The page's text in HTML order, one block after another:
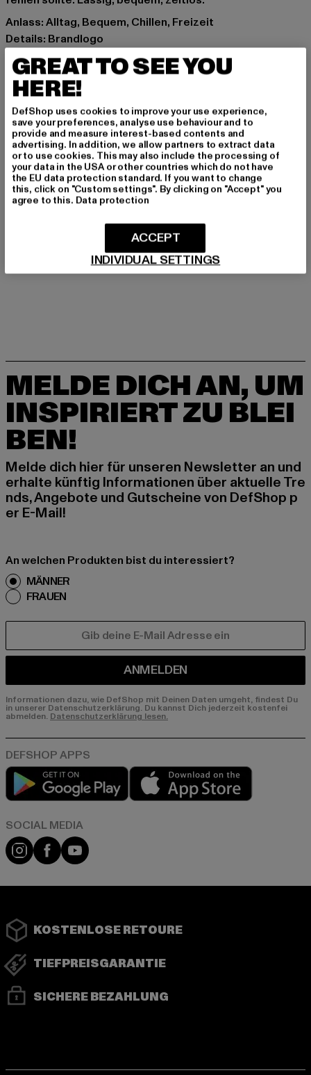
Anlass: Alltag, Bequem, Chillen, Freizeit
Details: Brandlogo
Schnitt: Oversize
Marke: New Era
Kat.: T-Shirts
Farbe: beige
Hersteller Farbe: brown
Materialzusammensetzung: 100% Baumwolle
Art.Nr: 12885493-00075
GRÖSSE & PASSFORM
LIEFERUNG & RÜCKGABE
MELDE DICH AN, UM
INSPIRIERT ZU BLEI
BEN!
Melde dich hier für unseren Newsletter an und
erhalte künftig Informationen über aktuelle Tre
nds, Angebote und Gutscheine von DefShop p
er E-Mail!
An welchen Produkten bist du interessiert?
MÄNNER
FRAUEN
ANMELDEN
Informationen dazu, wie DefShop mit Deinen Daten umgeht, findest Du
in unserer Datenschutzerklärung. Du kannst Dich jederzeit kostenfei
abmelden. Datenschutzerklärung lesen.
Play market
Instagram
FacebookYouTube
KOSTENLOSE RETOURE
TIEFPREISGARANTIE
SICHERE BEZAHLUNG
GREAT TO SEE YOU
HERE!
DefShop uses cookies to improve your use experience,
save your preferences, analyse use behaviour and to
provide and measure interest-based contents and
advertising. In addition, we allow partners to extract data
or to use cookies. This may also include the processing of
your data in the USA or other countries which do not have
the EU data protection standard. If you want to change
this, click on "Custom settings". By clicking on "Accept" you
agree to this. Data protection
INDIVIDUAL SETTINGS
ACCEPT